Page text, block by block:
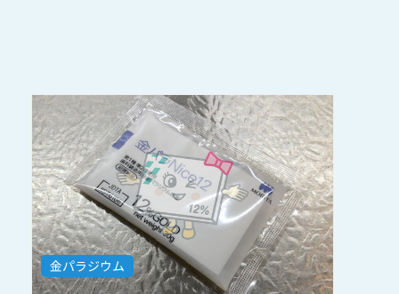
金パラジウム